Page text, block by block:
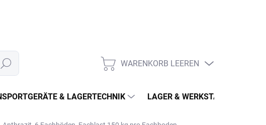
WARENKORB
WARENKORB LEEREN
& LAGERTECHNIK LAGER & WERKSTATT